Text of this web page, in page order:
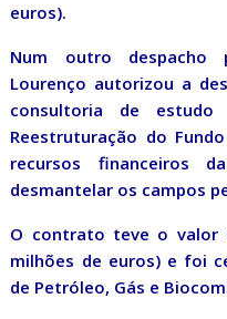
euros).
Num outro despacho
Lourenço autorizou a
consultoria de
Reestruturação do
recursos financeiros
desmantelar os campos
O contrato teve o valor
milhões de euros) e foi
de Petróleo, Gás e